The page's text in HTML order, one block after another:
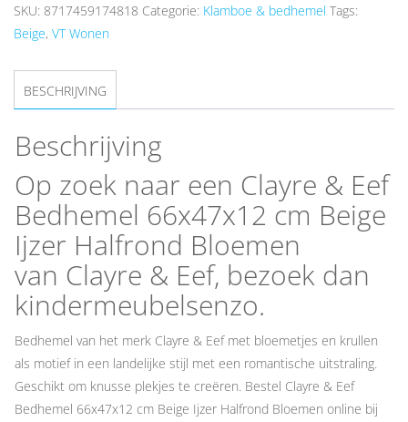
SKU: 8717459174818 Categorie: Klamboe & bedhemel Tags:
Beige, VT Wonen
BESCHRIJVING
Beschrijving
Op zoek naar een Clayre & Eef
Bedhemel 66x47x12 cm Beige
Ijzer Halfrond Bloemen
van Clayre & Eef, bezoek dan
kindermeubelsenzo.
Bedhemel van het merk Clayre & Eef met bloemetjes en krullen
als motief in een landelijke stijl met een romantische uitstraling.
Geschikt om knusse plekjes te creëren. Bestel Clayre & Eef
Bedhemel 66x47x12 cm Beige Ijzer Halfrond Bloemen online bij